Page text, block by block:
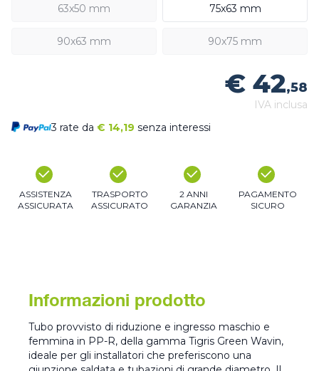
63x50 mm 75x63 mm
90x63 mm 90x75 mm
€ 42,58
IVA inclusa
3 rate da € 14,19 senza interessi
ASSISTENZA
ASSICURATA
TRASPORTO
ASSICURATO
2 ANNI
GARANZIA
PAGAMENTO
SICURO
Informazioni prodotto
Tubo provvisto di riduzione e ingresso maschio e
femmina in PP-R, della gamma Tigris Green Wavin,
ideale per gli installatori che preferiscono una